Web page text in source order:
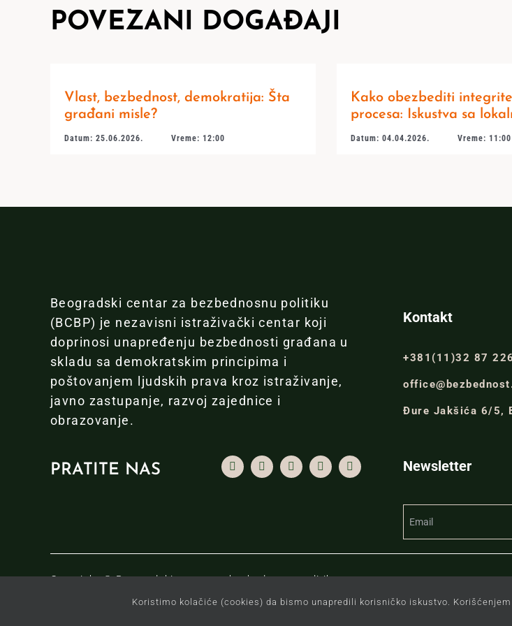
POVEZANI DOGAĐAJI
Vlast, bezbednost, demokratija: Šta
građani misle?
Datum: 25.06.2026. Vreme: 12:00
Kako obezbediti
procesa: Iskustva sa
Datum: 04.04.2026. Vreme: 11:00
Beogradski centar za bezbednosnu politiku
(BCBP) je nezavisni istraživački centar koji
doprinosi unapređenju bezbednosti građana u
skladu sa demokratskim principima i
poštovanjem ljudskih prava kroz istraživanje,
javno zastupanje, razvoj zajednice i
obrazovanje.
PRATITE NAS
Kontakt
+381(11)32 87
Đure Jakšića 6/5,
Newsletter
Copyright © Beogradski centar za bezbednosnu politiku.
Koristimo kolačiće (cookies) da bismo unapredili korisničko iskustvo.